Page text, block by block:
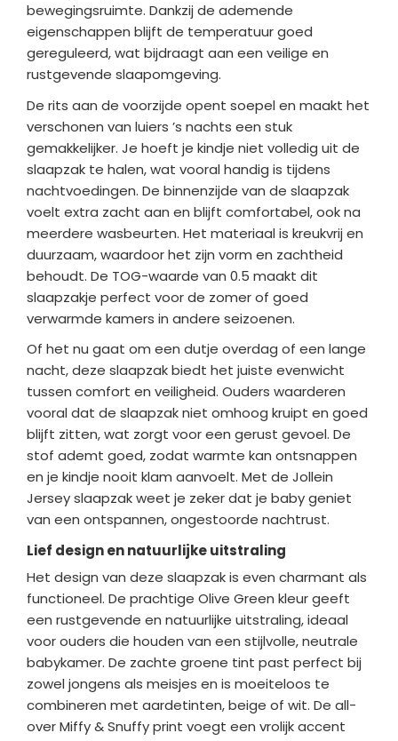
bewegingsruimte. Dankzij de ademende
eigenschappen blijft de temperatuur goed
gereguleerd, wat bijdraagt aan een veilige en
rustgevende slaapomgeving.
De rits aan de voorzijde opent soepel en maakt het
verschonen van luiers ’s nachts een stuk
gemakkelijker. Je hoeft je kindje niet volledig uit de
slaapzak te halen, wat vooral handig is tijdens
nachtvoedingen. De binnenzijde van de slaapzak
voelt extra zacht aan en blijft comfortabel, ook na
meerdere wasbeurten. Het materiaal is kreukvrij en
duurzaam, waardoor het zijn vorm en zachtheid
behoudt. De TOG-waarde van 0.5 maakt dit
slaapzakje perfect voor de zomer of goed
verwarmde kamers in andere seizoenen.
Of het nu gaat om een dutje overdag of een lange
nacht, deze slaapzak biedt het juiste evenwicht
tussen comfort en veiligheid. Ouders waarderen
vooral dat de slaapzak niet omhoog kruipt en goed
blijft zitten, wat zorgt voor een gerust gevoel. De
stof ademt goed, zodat warmte kan ontsnappen
en je kindje nooit klam aanvoelt. Met de Jollein
Jersey slaapzak weet je zeker dat je baby geniet
van een ontspannen, ongestoorde nachtrust.
Lief design en natuurlijke uitstraling
Het design van deze slaapzak is even charmant als
functioneel. De prachtige Olive Green kleur geeft
een rustgevende en natuurlijke uitstraling, ideaal
voor ouders die houden van een stijlvolle, neutrale
babykamer. De zachte groene tint past perfect bij
zowel jongens als meisjes en is moeiteloos te
combineren met aardetinten, beige of wit. De all-
over Miffy & Snuffy print voegt een vrolijk accent